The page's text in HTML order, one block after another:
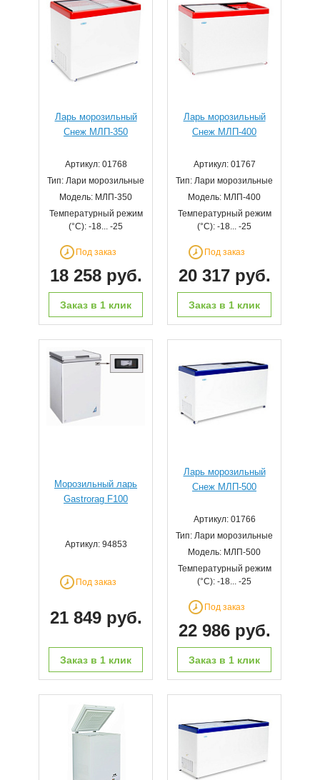
Ларь морозильный
Снеж МЛП-350
Артикул: 01768
Тип: Лари морозильные
Модель: МЛП-350
Температурный режим
(°С): -18... -25
Под заказ
18 258 руб.
Заказ в 1 клик
Ларь морозильный
Снеж МЛП-400
Артикул: 01767
Тип: Лари морозильные
Модель: МЛП-400
Температурный режим
(°С): -18... -25
Под заказ
20 317 руб.
Заказ в 1 клик
Морозильный ларь
Gastrorag F100
Артикул: 94853
Под заказ
21 849 руб.
Заказ в 1 клик
Ларь морозильный
Снеж МЛП-500
Артикул: 01766
Тип: Лари морозильные
Модель: МЛП-500
Температурный режим
(°С): -18... -25
Под заказ
22 986 руб.
Заказ в 1 клик